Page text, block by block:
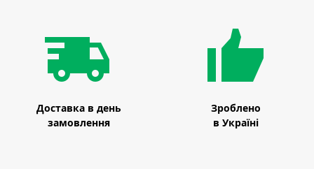
Доставка в день
замовлення
Зроблено
в Україні